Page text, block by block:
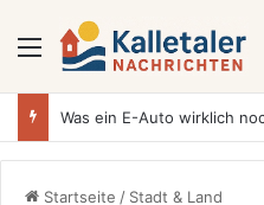
Menü
Startseite / Stadt & Land